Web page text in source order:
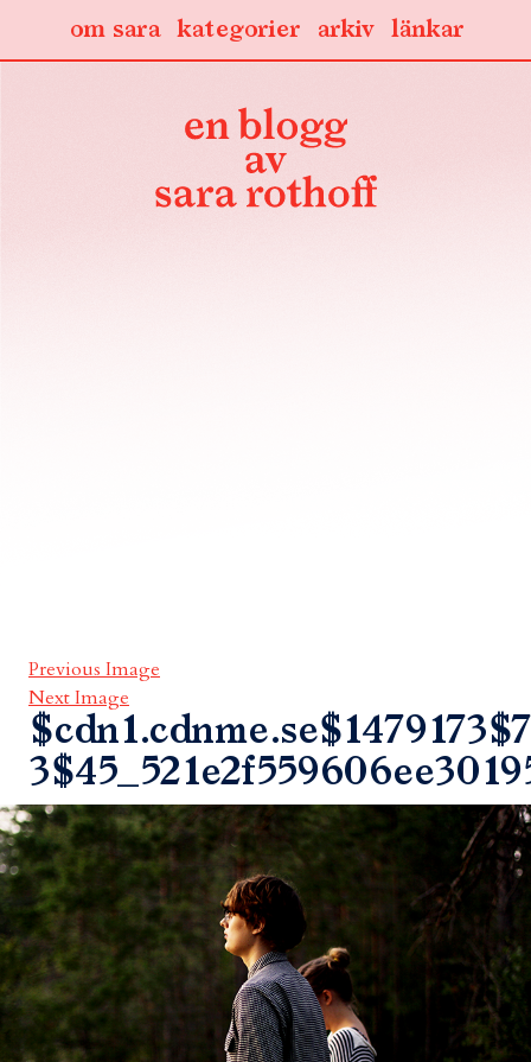
länkar
arkiv
kategorier
om sara
Previous Image
Next Image